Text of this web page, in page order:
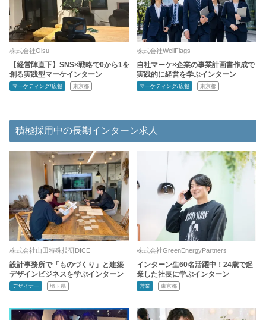
株式会社Oisu
【経営陣直下】SNS×戦略で0から1を
創る実践型マーケインターン
マーケティング/広報 東京都
株式会社WellFlags
自社マーケ×企業の事業計画書作成で
実践的に経営を学ぶインターン
マーケティング/広報 東京都
積極採用中の長期インターン求人
株式会社山田特殊技研DICE
設計事務所で「ものづくり」と建築
デザインビジネスを学ぶインターン
デザイナー 埼玉県
株式会社GreenEnergyPartners
インターン生60名活躍中！24歳で起
業した社長に学ぶインターン
営業 東京都